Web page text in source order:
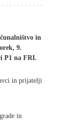
in
9.
P1 na FRI.
in prijatelji
in